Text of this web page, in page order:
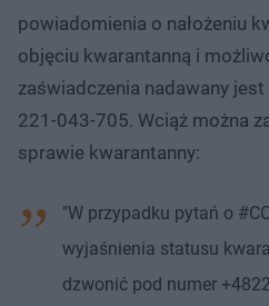
powiadomienia o nałożeniu
objęciu kwarantanną i
zaświadczenia nadawany
221-043-705. Wciąż można
sprawie kwarantanny:
"W przypadku pytań o
wyjaśnienia statusu
dzwonić pod numer